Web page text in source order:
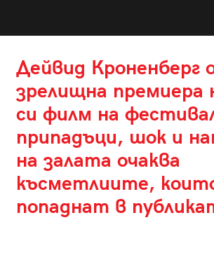
Дейвид Кроненберг
зрелищна премиера
си филм на
припадъци, шок и
на залата очаква
късметлиите,
попаднат в